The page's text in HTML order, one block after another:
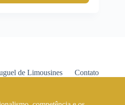
de Limousines Contato